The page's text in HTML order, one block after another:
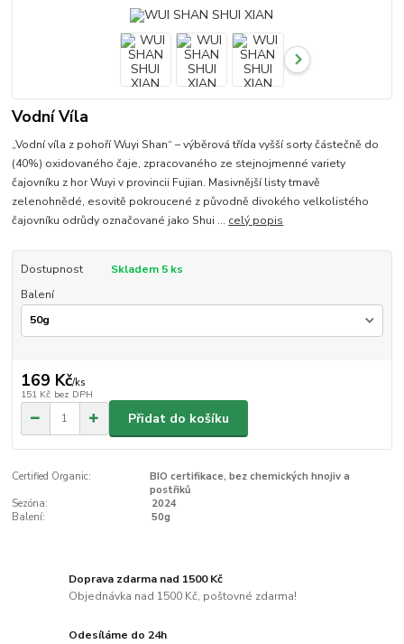
Vodní Víla
„Vodní víla z pohoří Wuyi Shan“ – výběrová třída vyšší sorty částečně do
(40%) oxidovaného čaje, zpracovaného ze stejnojmenné variety
čajovníku z hor Wuyi v provincii Fujian. Masivnější listy tmavě
zelenohnědé, esovitě pokroucené z původně divokého velkolistého
čajovníku odrůdy označované jako Shui ... celý popis
Dostupnost
Skladem 5 ks
Balení
169 Kč/ks
151 Kč bez DPH
Přidat do košíku
Certified Organic:
BIO certifikace, bez chemických hnojiv a
postřiků
Sezóna:
2024
Balení:
50g
Doprava zdarma nad 1500 Kč
Objednávka nad 1500 Kč, poštovné zdarma!
Odesíláme do 24h